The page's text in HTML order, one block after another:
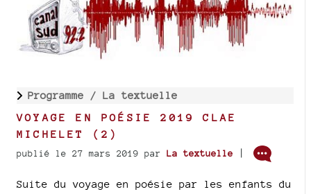
Programme / La textuelle
VOYAGE EN POÉSIE 2019 CLAE
MICHELET (2)
publié le 27 mars 2019 par La textuelle |
Suite du voyage en poésie par les enfants du